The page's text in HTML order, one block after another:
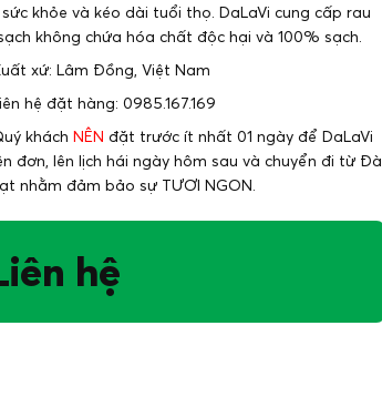
khỏe và kéo dài tuổi thọ. DaLaVi cung cấp rau
không chứa hóa chất độc hại và 100% sạch.
xứ: Lâm Đồng, Việt Nam
hệ đặt hàng: 0985.167.169
kháchNÊN đặt trước ít nhất 01 ngày để DaLaVi
đơn, lên lịch hái ngày hôm sau và chuyển đi từ Đà
nhằm đảm bảo sự TƯƠI NGON.
hệ